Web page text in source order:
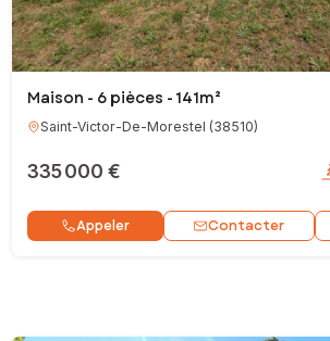
Maison - 6 pièces - 141m²
Saint-Victor-De-Morestel (38510)
335 000 €
Appeler Contacter